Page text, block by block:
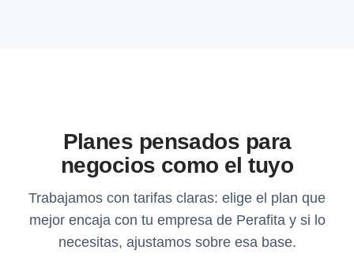
Planes pensados para
negocios como el tuyo
Trabajamos con tarifas claras: elige el plan que
mejor encaja con tu empresa de Perafita y si lo
necesitas, ajustamos sobre esa base.